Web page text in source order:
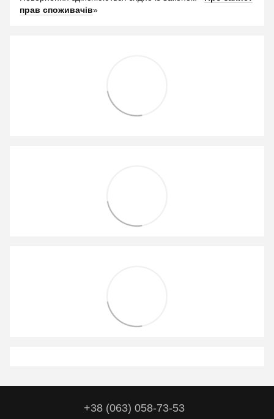
прав споживачів»
+38 (063) 058-73-53